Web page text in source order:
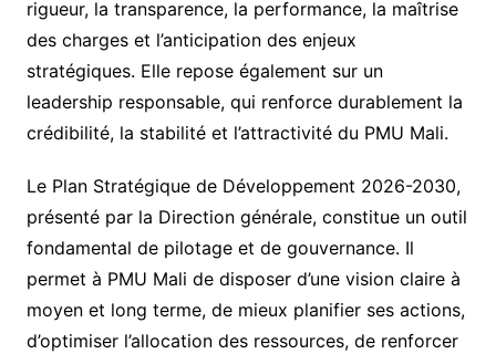
rigueur, la transparence, la performance, la maîtrise
des charges et l’anticipation des enjeux
stratégiques. Elle repose également sur un
leadership responsable, qui renforce durablement la
crédibilité, la stabilité et l’attractivité du PMU Mali.
Le Plan Stratégique de Développement 2026-2030,
présenté par la Direction générale, constitue un outil
fondamental de pilotage et de gouvernance. Il
permet à PMU Mali de disposer d’une vision claire à
moyen et long terme, de mieux planifier ses actions,
d’optimiser l’allocation des ressources, de renforcer